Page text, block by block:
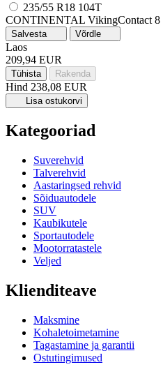
235/55 R18 104T
CONTINENTAL VikingContact 8
Salvesta Võrdle
Laos
209,94 EUR
Tühista Rakenda
Hind 238,08 EUR
Lisa ostukorvi
Kategooriad
Suverehvid
Talverehvid
Aastaringsed rehvid
Sõiduautodele
SUV
Kaubikutele
Sportautodele
Mootorratastele
Veljed
Klienditeave
Maksmine
Kohaletoimetamine
Tagastamine ja garantii
Ostutingimused